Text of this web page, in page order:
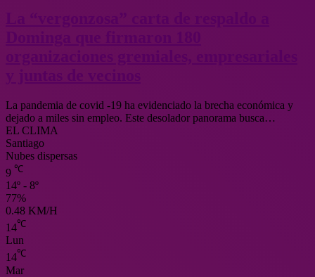
La pandemia de covid -19 ha evidenciado la brecha económica y
dejado a miles sin empleo. Este desolador panorama busca…
EL CLIMA
Santiago
Nubes dispersas
9 ℃
14º - 8º
77%
0.48 KM/H
14℃
Lun
14℃
Mar